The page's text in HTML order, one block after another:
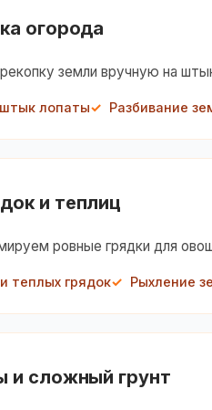
огорода
земли вручную на
лопаты Разбивание
и теплиц
ровные грядки для
теплых грядок Рыхление
и сложный грунт